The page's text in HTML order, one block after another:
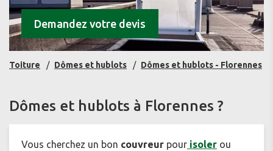
Demandez votre devis
Toiture Dômes et hublots Dômes et hublots - Florennes
Dômes et hublots à Florennes ?
Vous cherchez un bon couvreur pour isoler ou